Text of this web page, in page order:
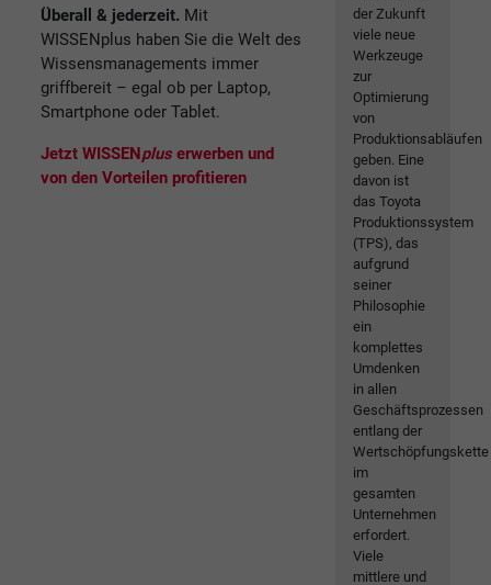
Überall & jederzeit. Mit
WISSENplus haben Sie die Welt des
Wissensmanagements immer
griffbereit – egal ob per Laptop,
Smartphone oder Tablet.
Jetzt WISSENplus erwerben und
von den Vorteilen profitieren
der Zukunft
viele neue
Werkzeuge
zur
Optimierung
von
Produktionsabläufen
geben. Eine
davon ist
das Toyota
Produktionssystem
(TPS), das
aufgrund
seiner
Philosophie
ein
komplettes
Umdenken
in allen
Geschäftsprozessen
entlang der
Wertschöpfungskette
im
gesamten
Unternehmen
erfordert.
Viele
mittlere und